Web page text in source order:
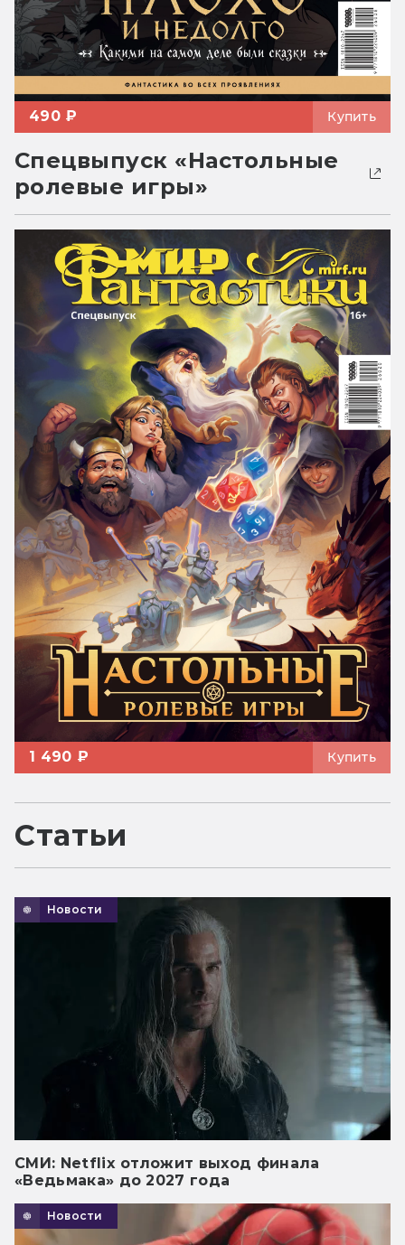
490 ₽ Купить
Спецвыпуск «Настольные
ролевые игры»
1 490 ₽ Купить
Статьи
Новости
СМИ: Netflix отложит выход финала
«Ведьмака» до 2027 года
Новости